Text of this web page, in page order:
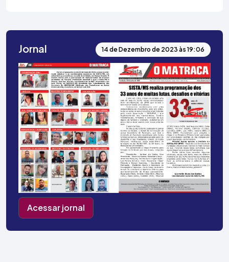
Jornal 14 de Dezembro de 2023 às 19:06
Acessar jornal